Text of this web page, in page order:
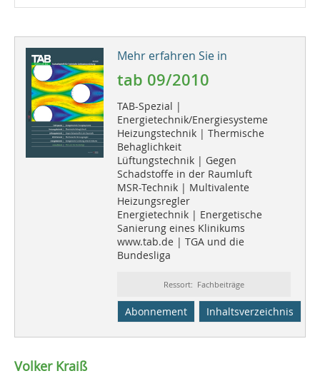
Mehr erfahren Sie in
tab 09/2010
TAB-Spezial |
Energietechnik/Energiesysteme
Heizungstechnik | Thermische
Behaglichkeit
Lüftungstechnik | Gegen
Schadstoffe in der Raumluft
MSR-Technik | Multivalente
Heizungsregler
Energietechnik | Energetische
Sanierung eines Klinikums
www.tab.de | TGA und die
Bundesliga
Ressort: Fachbeiträge
Abonnement Inhaltsverzeichnis
Volker Kraiß